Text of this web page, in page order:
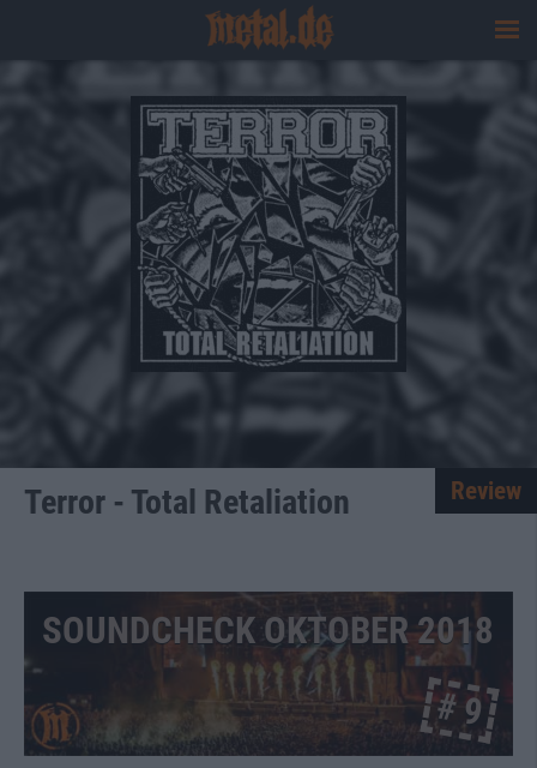
Terror - Total Retaliation Review
SOUNDCHECK OKTOBER 2018
# 9